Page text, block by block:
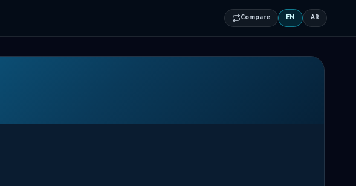
Compare EN AR